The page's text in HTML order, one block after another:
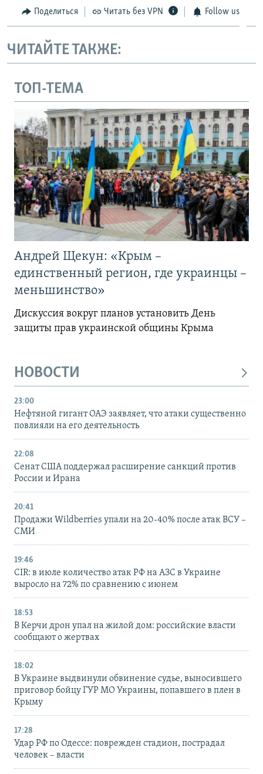
Поделиться Читать без VPN Follow us
ЧИТАЙТЕ ТАКЖЕ:
ТОП-ТЕМА
Андрей Щекун: «Крым –
единственный регион, где украинцы –
меньшинство»
Дискуссия вокруг планов установить День
защиты прав украинской общины Крыма
НОВОСТИ
23:00
Нефтяной гигант ОАЭ заявляет, что атаки существенно
повлияли на его деятельность
22:08
Сенат США поддержал расширение санкций против
России и Ирана
20:41
Продажи Wildberries упали на 20-40% после атак ВСУ –
СМИ
19:46
CIR: в июле количество атак РФ на АЗС в Украине
выросло на 72% по сравнению с июнем
18:53
В Керчи дрон упал на жилой дом: российские власти
сообщают о жертвах
18:02
В Украине выдвинули обвинение судье, выносившего
приговор бойцу ГУР МО Украины, попавшего в плен в
Крыму
17:28
Удар РФ по Одессе: поврежден стадион, пострадал
человек – власти